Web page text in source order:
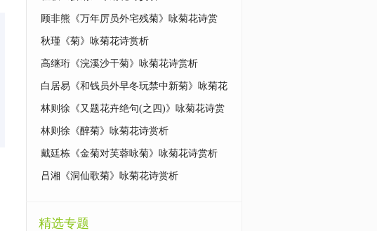
顾非熊《万年厉员外宅残菊》咏菊花诗赏
析
秋瑾《菊》咏菊花诗赏析
高继珩《浣溪沙干菊》咏菊花诗赏析
白居易《和钱员外早冬玩禁中新菊》咏菊花
诗赏析
林则徐《又题花卉绝句(之四)》咏菊花诗赏
析
林则徐《醉菊》咏菊花诗赏析
戴廷栋《金菊对芙蓉咏菊》咏菊花诗赏析
吕湘《洞仙歌菊》咏菊花诗赏析
精选专题